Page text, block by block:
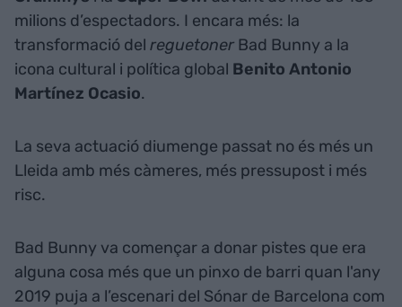
milions d’espectadors. I encara més: la
transformació del reguetoner Bad Bunny a la
icona cultural i política global Benito Antonio
Martínez Ocasio.
La seva actuació diumenge passat no és més un
Lleida amb més càmeres, més pressupost i més
risc.
Bad Bunny va començar a donar pistes que era
alguna cosa més que un pinxo de barri quan l'any
2019 puja a l’escenari del Sónar de Barcelona com